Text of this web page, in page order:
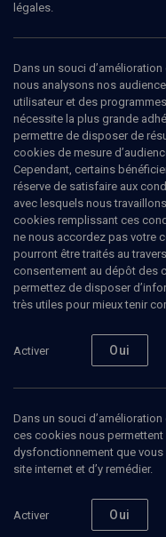
Etudiant en informatique
Ingénieur logiciel
conception de
Net/C# (mais pas
Ajouter Partager J’aime
Tous 1 Vidéos 1
Vidéos
(1/5)
LIMOUD
légales.
Dans un souci
nous analysons nos
utilisateur et des
nécessite la plus grande
permettre de disposer de
cookies de mesure
Cependant, certains
réserve de satisfaire aux
avec lesquels nous
cookies remplissant ces
ne nous accordez pas votre
pourront être traités au
consentement au dépôt des
permettez de disposer
très utiles pour mieux tenir
Activer Oui
Dans un souci
ces cookies nous permettent
dysfonctionnement que
site internet et d’y remédier.
Activer Oui